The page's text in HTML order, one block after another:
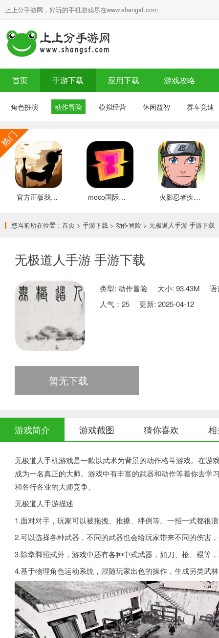
上上分手游网，好玩的手机游戏尽在www.shangsf.com
首页 手游下载 应用下载 游戏攻略
角色扮演 动作冒险 模拟经营 休闲益智 赛车竞速
官方正版我的功夫特牛 安卓版 moco国际服装 推荐 火影忍者疾风传国际服装 好玩的
您当前所在位置： 首页 > 手游下载 > 动作冒险 > 无极道人手游 手游下载
无极道人手游 手游下载
类型: 动作冒险 大小: 93.43M
语
人气： 25 更新: 2025-04-12
暂无下载
游戏简介 游戏截图 猜你喜欢
无极道人手机游戏是一款以武术为背景的动作格斗游戏。在游
成为一名真正的大师。游戏中有丰富的武器和动作等着你去
和各行各业的大师竞争。
无极道人手游描述
1.面对对手，玩家可以被拖拽、推搡、绊倒等。一招一式都很
2.可以选择各种武器，不同的武器也会给玩家带来不同的伤害
3.除拳脚招式外，游戏中还有各种中式武器，如刀、枪、棍等
4.基于物理角色运动系统，跟随玩家出色的操作，生成另类武